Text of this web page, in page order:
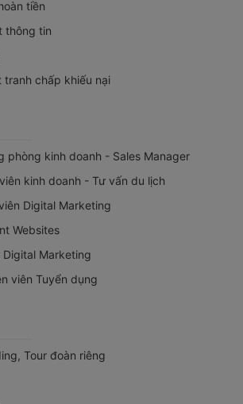
tiền
thông tin
chấp khiếu nại
phòng kinh doanh - Sales Manager
kinh doanh - Tư vấn du lịch
Digital Marketing
Websites
Marketing
viên Tuyển dụng
Tour đoàn riêng